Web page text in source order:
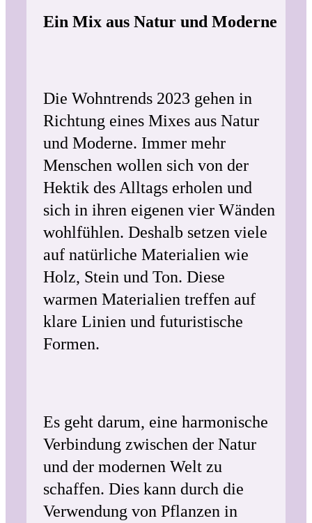
Ein Mix aus Natur und Moderne
Die Wohntrends 2023 gehen in
Richtung eines Mixes aus Natur
und Moderne. Immer mehr
Menschen wollen sich von der
Hektik des Alltags erholen und
sich in ihren eigenen vier Wänden
wohlfühlen. Deshalb setzen viele
auf natürliche Materialien wie
Holz, Stein und Ton. Diese
warmen Materialien treffen auf
klare Linien und futuristische
Formen.
Es geht darum, eine harmonische
Verbindung zwischen der Natur
und der modernen Welt zu
schaffen. Dies kann durch die
Verwendung von Pflanzen in